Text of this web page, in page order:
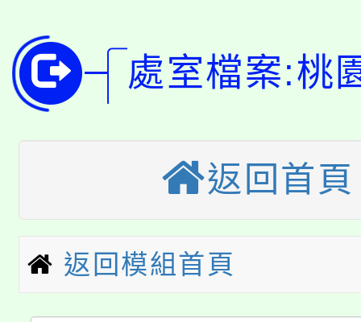
開!
115年桃園市運動會8/
田徑場及游泳池舉行。
桃園市低收入戶享有免
視費優惠，中低收入戶
半價優惠，詳情可洽有
者。
大園自造教育及科技中
份教師增能研習
大溪自造教育及科技
份教師研習
淨零綠生活教案入校路
會
115年食農教育專業人
「本色祭」8/29、30在
處室檔案:桃
返回首頁
返回模組首頁